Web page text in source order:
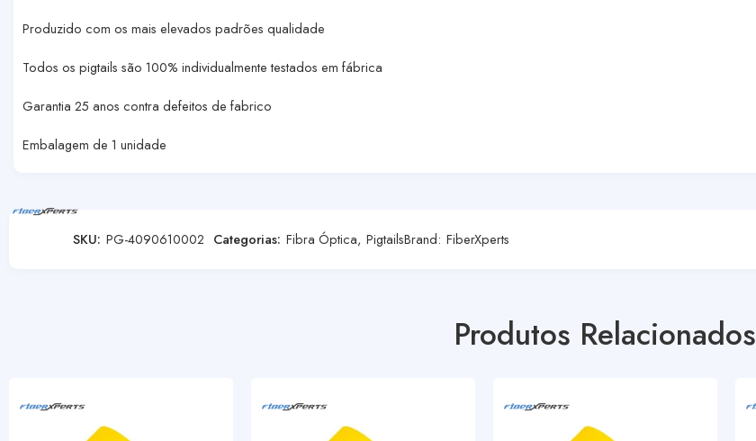
Produzido com os mais elevados padrões qualidade
Todos os pigtails são 100% individualmente testados em fábrica
Garantia 25 anos contra defeitos de fabrico
Embalagem de 1 unidade
SKU: PG-4090610002 Categorias: Fibra Óptica, PigtailsBrand: FiberXperts
Produtos Relacionados